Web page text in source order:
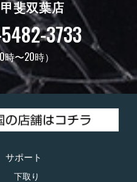
斐双葉店
3733
時〜20時）
サポート
下取り